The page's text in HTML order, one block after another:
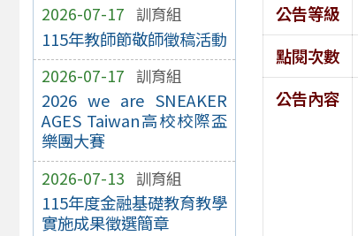
2026-07-17 訓育組
115年教師節敬師徵稿活動
2026-07-17 訓育組
2026 we are SNEAKER
AGES Taiwan高校校際盃
樂團大賽
2026-07-13 訓育組
115年度金融基礎教育教學
實施成果徵選簡章
公告等級
點閱次數
公告內容